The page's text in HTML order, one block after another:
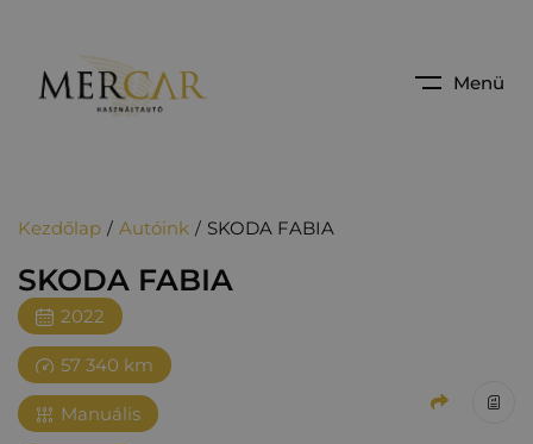
Menü
Kezdőlap Autóink SKODA FABIA
SKODA FABIA
2022
57 340 km
Manuális